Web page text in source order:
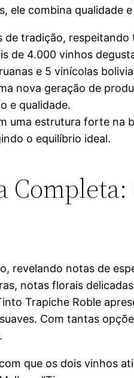
ele combina qualidade
de tradição,
de 4.000 vinhos
e 5 vinícolas
nova geração de
e qualidade.
uma estrutura forte na
o equilíbrio ideal.
revelando notas de
notas florais
Trapiche Roble
Com tantas
que os dois vinhos